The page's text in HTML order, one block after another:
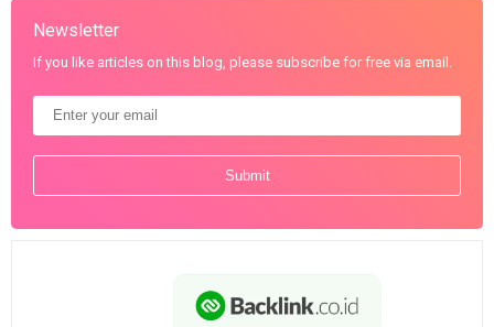
Newsletter
If you like articles on this blog, please subscribe for free via email.